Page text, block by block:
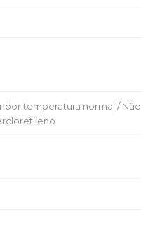
temperatura normal / Não